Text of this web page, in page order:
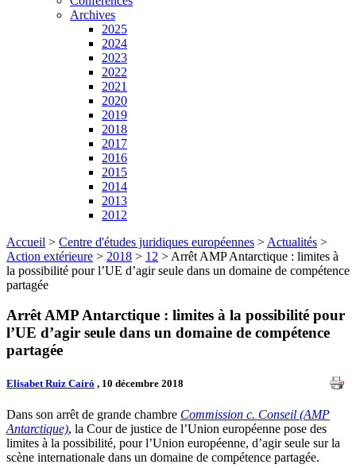
Archives
2025
2024
2023
2022
2021
2020
2019
2018
2017
2016
2015
2014
2013
2012
Accueil > Centre d'études juridiques européennes > Actualités >
Action extérieure > 2018 > 12 > Arrêt AMP Antarctique : limites à
la possibilité pour l’UE d’agir seule dans un domaine de compétence
partagée
Arrêt AMP Antarctique : limites à la possibilité pour
l’UE d’agir seule dans un domaine de compétence
partagée
Elisabet Ruiz Cairó , 10 décembre 2018
Dans son arrêt de grande chambre Commission c. Conseil (AMP
Antarctique), la Cour de justice de l’Union européenne pose des
limites à la possibilité, pour l’Union européenne, d’agir seule sur la
scène internationale dans un domaine de compétence partagée.